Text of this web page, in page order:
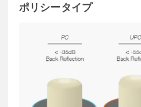
ポリシータイプ